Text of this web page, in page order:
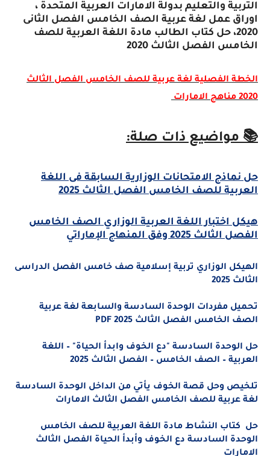
التربية والتعليم بدولة الامارات العربية المتحدة ،
اوراق عمل لغة عربية الصف الخامس الفصل الثانى
2020، حل كتاب الطالب مادة اللغة العربية للصف
الخامس الفصل الثالث 2020
الخطة الفصلية لغة عربية للصف الخامس الفصل الثالث
2020 مناهج الامارات
📚 مواضيع ذات صلة:
حل نماذج الامتحانات الوزارية السابقة فى اللغة
العربية للصف الخامس الفصل الثالث 2025
هيكل اختبار اللغة العربية الوزاري الصف الخامس
الفصل الثالث 2025 وفق المنهاج الإماراتي
الهيكل الوزاري تربية إسلامية صف خامس الفصل الدراسى
الثالث 2025
تحميل مفردات الوحدة السادسة والسابعة لغة عربية
الصف الخامس الفصل الثالث 2025 PDF
حل الوحدة السادسة "دع الخوف وابدأ الحياة" – اللغة
العربية – الصف الخامس – الفصل الثالث 2025
تلخيص وحل قصة الخوف يأتي من الداخل الوحدة السادسة
لغة عربية للصف الخامس الفصل الثالث الامارات
حل كتاب النشاط مادة اللغة العربية للصف الخامس
الوحدة السادسة دع الخوف وأبدأ الحياة الفصل الثالث
الامارات